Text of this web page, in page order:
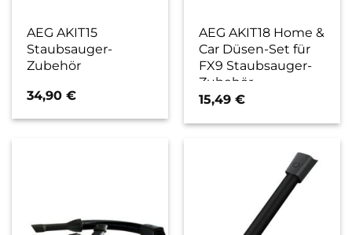
AEG AKIT15
Staubsauger-
Zubehör
34,90€
AEG AKIT18 Home &
Car Düsen-Set für
FX9 Staubsauger-
Zubehör
15,49€